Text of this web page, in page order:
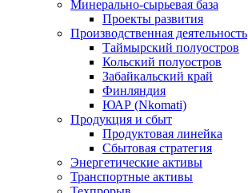
Минерально-сырьевая база
Проекты развития
Производственная деятельность
Таймырский полуостров
Кольский полуостров
Забайкальский край
Финляндия
ЮАР (Nkomati)
Продукция и сбыт
Продуктовая линейка
Сбытовая стратегия
Энергетические активы
Транспортные активы